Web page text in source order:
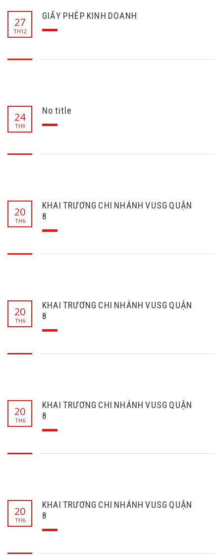
27
TH12
GIẤY PHÉP KINH DOANH
24
TH9
No title
20
TH6
KHAI TRƯƠNG CHI NHÁNH VUSG QUẬN
8
20
TH6
KHAI TRƯƠNG CHI NHÁNH VUSG QUẬN
8
20
TH6
KHAI TRƯƠNG CHI NHÁNH VUSG QUẬN
8
20
TH6
KHAI TRƯƠNG CHI NHÁNH VUSG QUẬN
8